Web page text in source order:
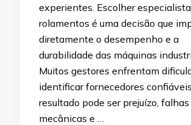
experientes. Escolher
rolamentos é uma decisão que
diretamente o desempenho e a
durabilidade das máquinas
Muitos gestores enfrentam
identificar fornecedores
resultado pode ser prejuízo, falhas
mecânicas e …